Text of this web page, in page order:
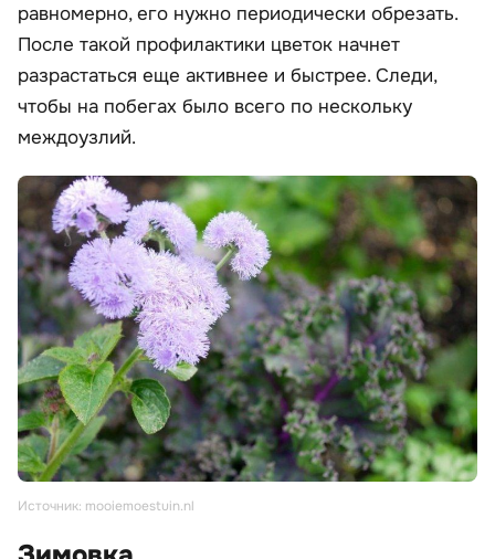
равномерно, его нужно периодически обрезать.
После такой профилактики цветок начнет
разрастаться еще активнее и быстрее. Следи,
чтобы на побегах было всего по нескольку
междоузлий.
Источник: mooiemoestuin.nl